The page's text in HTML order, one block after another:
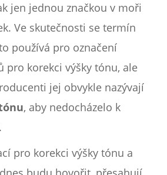
jen jednou značkou v moři
Ve skutečnosti se termín
používá pro označení
pro korekci výšky tónu, ale
jej obvykle nazývají
, aby nedocházelo k
pro korekci výšky tónu a